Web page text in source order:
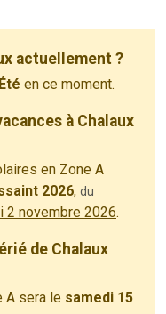
actuellement ?
en ce moment.
à Chalaux
en Zone A
2026, du
2 novembre 2026.
de Chalaux
A sera le samedi 15